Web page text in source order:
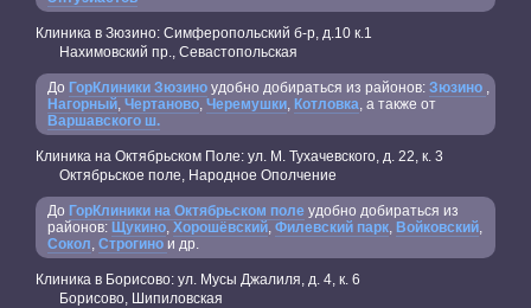
Клиника в Зюзино: Симферопольский б-р, д.10 к.1
Нахимовский пр., Севастопольская
До ГорКлиники Зюзино удобно добираться из районов: Зюзино ,
Нагорный, Чертаново, Черемушки, Котловка, а также от
Варшавского ш.
Клиника на Октябрьском Поле: ул. М. Тухачевского, д. 22, к. 3
Октябрьское поле, Народное Ополчение
До ГорКлиники на Октябрьском поле удобно добираться из
районов: Щукино, Хорошёвский, Филевский парк, Войковский,
Сокол, Строгино и др.
Клиника в Борисово: ул. Мусы Джалиля, д. 4, к. 6
Борисово, Шипиловская